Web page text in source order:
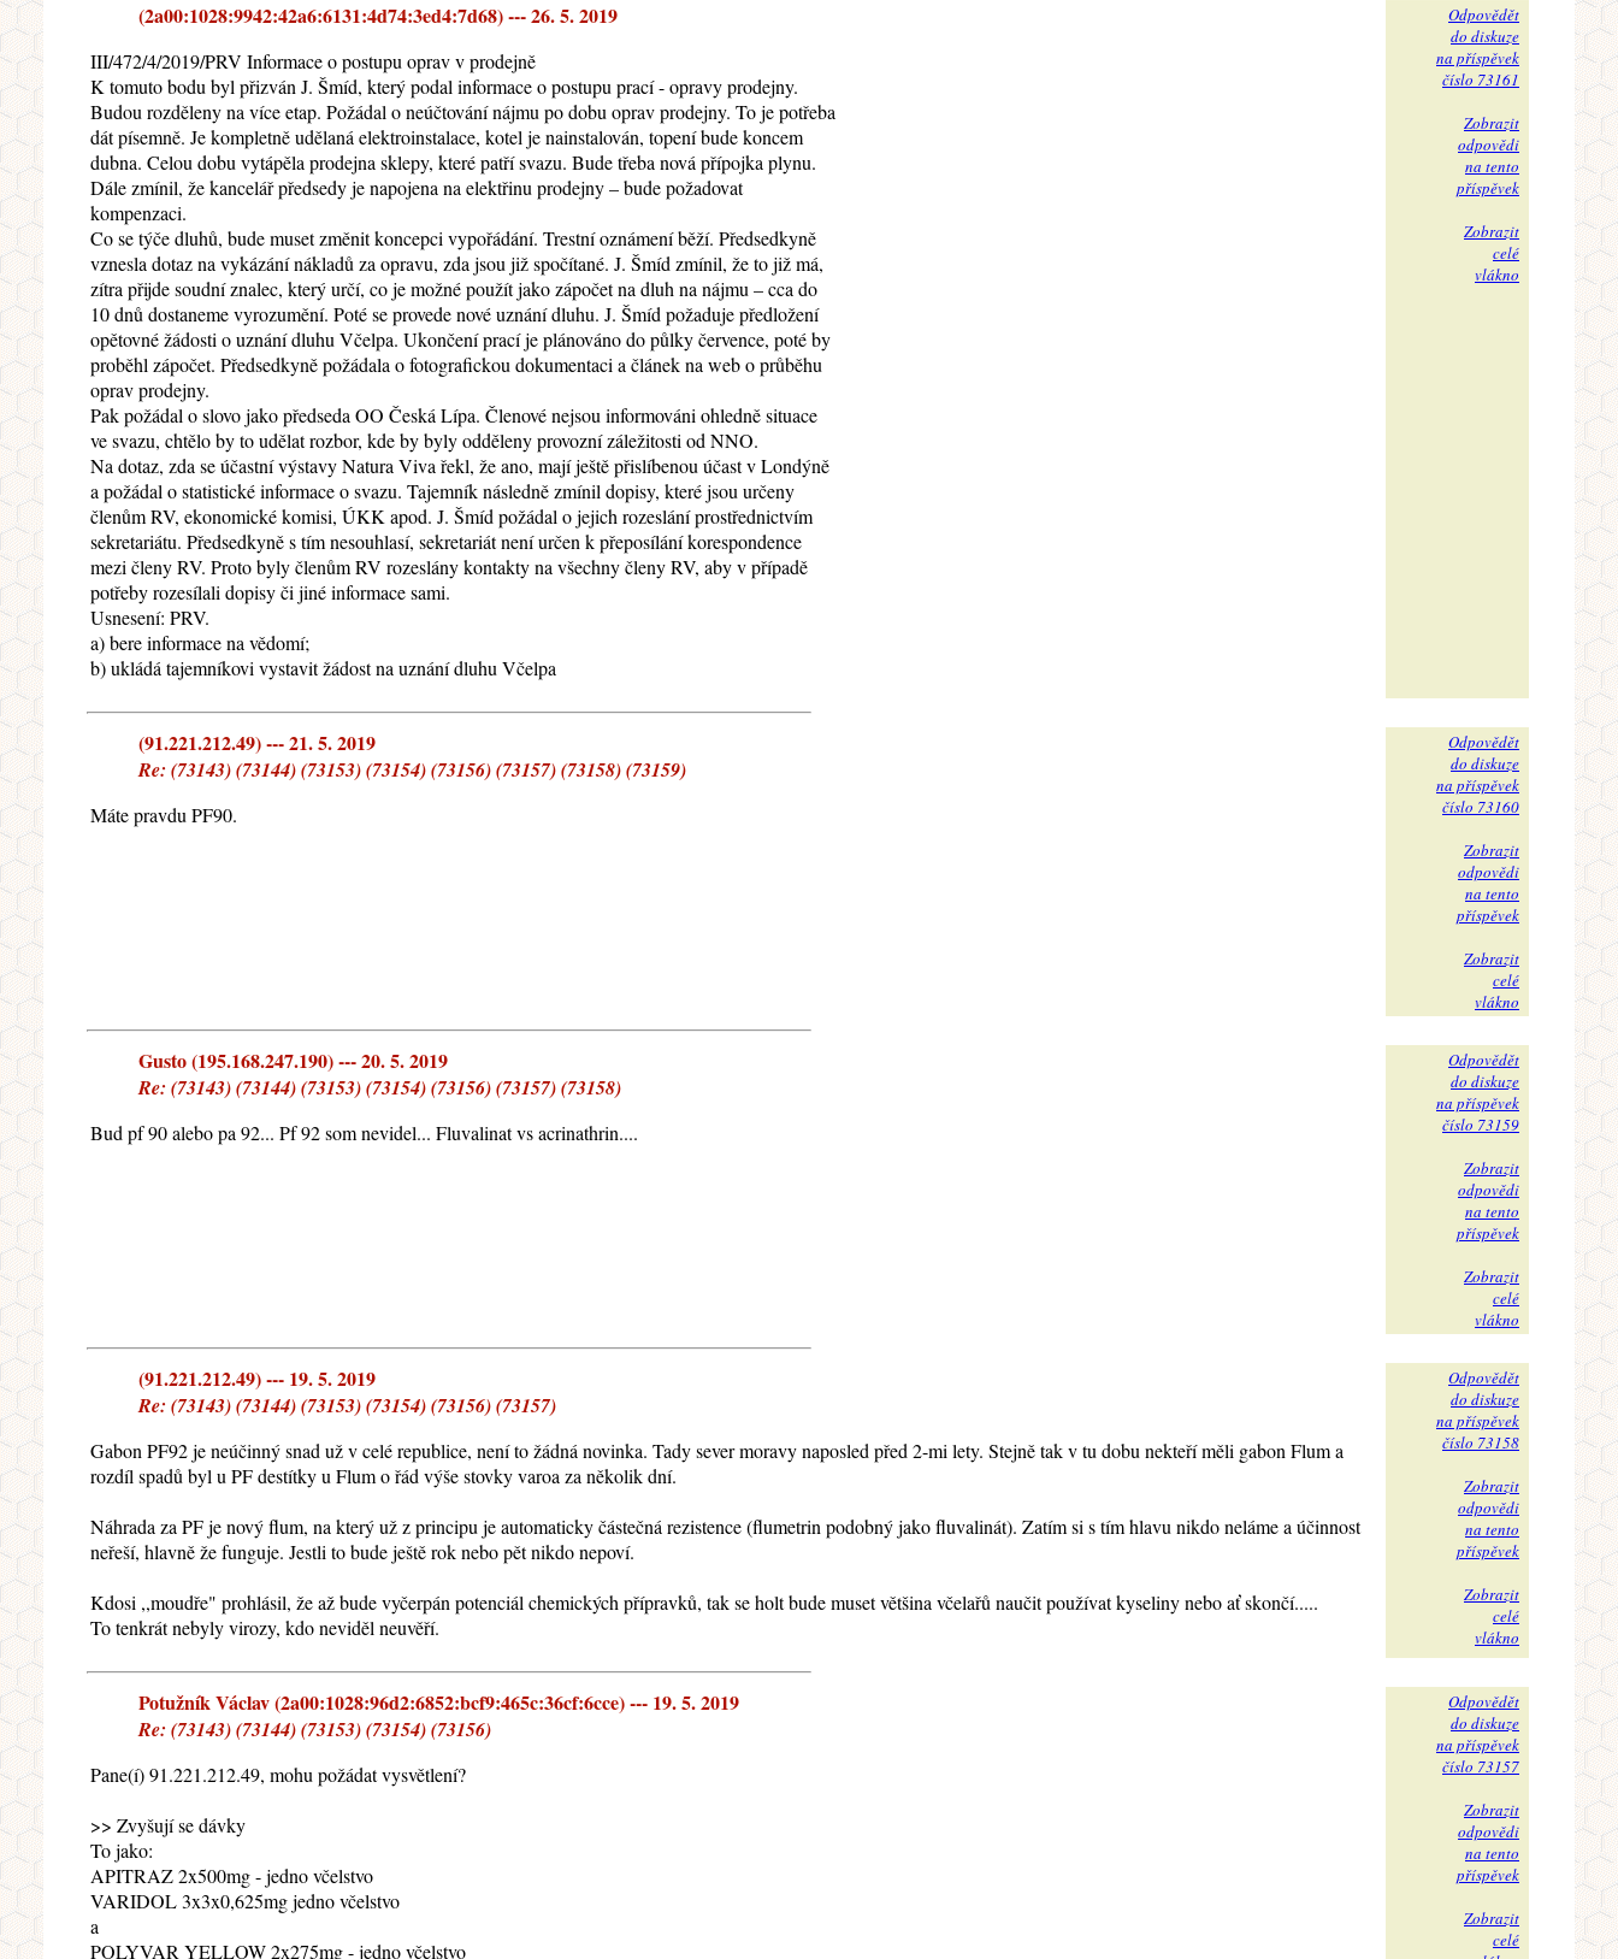
(2a00:1028:9942:42a6:6131:4d74:3ed4:7d68) --- 26. 5. 2019
III/472/4/2019/PRV Informace o postupu oprav v prodejně
K tomuto bodu byl přizván J. Šmíd, který podal informace o postupu prací - opravy prodejny.
Budou rozděleny na více etap. Požádal o neúčtování nájmu po dobu oprav prodejny. To je potřeba
dát písemně. Je kompletně udělaná elektroinstalace, kotel je nainstalován, topení bude koncem
dubna. Celou dobu vytápěla prodejna sklepy, které patří svazu. Bude třeba nová přípojka plynu.
Dále zmínil, že kancelář předsedy je napojena na elektřinu prodejny – bude požadovat
kompenzaci.
Co se týče dluhů, bude muset změnit koncepci vypořádání. Trestní oznámení běží. Předsedkyně
vznesla dotaz na vykázání nákladů za opravu, zda jsou již spočítané. J. Šmíd zmínil, že to již má,
zítra přijde soudní znalec, který určí, co je možné použít jako zápočet na dluh na nájmu – cca do
10 dnů dostaneme vyrozumění. Poté se provede nové uznání dluhu. J. Šmíd požaduje předložení
opětovné žádosti o uznání dluhu Včelpa. Ukončení prací je plánováno do půlky července, poté by
proběhl zápočet. Předsedkyně požádala o fotografickou dokumentaci a článek na web o průběhu
oprav prodejny.
Pak požádal o slovo jako předseda OO Česká Lípa. Členové nejsou informováni ohledně situace
ve svazu, chtělo by to udělat rozbor, kde by byly odděleny provozní záležitosti od NNO.
Na dotaz, zda se účastní výstavy Natura Viva řekl, že ano, mají ještě přislíbenou účast v Londýně
a požádal o statistické informace o svazu. Tajemník následně zmínil dopisy, které jsou určeny
členům RV, ekonomické komisi, ÚKK apod. J. Šmíd požádal o jejich rozeslání prostřednictvím
sekretariátu. Předsedkyně s tím nesouhlasí, sekretariát není určen k přeposílání korespondence
mezi členy RV. Proto byly členům RV rozeslány kontakty na všechny členy RV, aby v případě
potřeby rozesílali dopisy či jiné informace sami.
Usnesení: PRV.
a) bere informace na vědomí;
b) ukládá tajemníkovi vystavit žádost na uznání dluhu Včelpa
Odpovědět
do diskuze
na příspěvek
číslo 73161
Zobrazit
odpovědi
na tento
příspěvek
Zobrazit
celé
vlákno
(91.221.212.49) --- 21. 5. 2019
Re: (73143) (73144) (73153) (73154) (73156) (73157) (73158) (73159)
Máte pravdu PF90.
Odpovědět
do diskuze
na příspěvek
číslo 73160
Zobrazit
odpovědi
na tento
příspěvek
Zobrazit
celé
vlákno
Gusto (195.168.247.190) --- 20. 5. 2019
Re: (73143) (73144) (73153) (73154) (73156) (73157) (73158)
Bud pf 90 alebo pa 92... Pf 92 som nevidel... Fluvalinat vs acrinathrin....
Odpovědět
do diskuze
na příspěvek
číslo 73159
Zobrazit
odpovědi
na tento
příspěvek
Zobrazit
celé
vlákno
(91.221.212.49) --- 19. 5. 2019
Re: (73143) (73144) (73153) (73154) (73156) (73157)
Gabon PF92 je neúčinný snad už v celé republice, není to žádná novinka. Tady sever moravy naposled před 2-mi lety. Stejně tak v tu dobu nekteří měli gabon Flum a
rozdíl spadů byl u PF destítky u Flum o řád výše stovky varoa za několik dní.
Náhrada za PF je nový flum, na který už z principu je automaticky částečná rezistence (flumetrin podobný jako fluvalinát). Zatím si s tím hlavu nikdo neláme a účinnost
neřeší, hlavně že funguje. Jestli to bude ještě rok nebo pět nikdo nepoví.
Kdosi ,,moudře" prohlásil, že až bude vyčerpán potenciál chemických přípravků, tak se holt bude muset většina včelařů naučit používat kyseliny nebo ať skončí.....
To tenkrát nebyly virozy, kdo neviděl neuvěří.
Odpovědět
do diskuze
na příspěvek
číslo 73158
Zobrazit
odpovědi
na tento
příspěvek
Zobrazit
celé
vlákno
Potužník Václav (2a00:1028:96d2:6852:bcf9:465c:36cf:6cce) --- 19. 5. 2019
Re: (73143) (73144) (73153) (73154) (73156)
Pane(í) 91.221.212.49, mohu požádat vysvětlení?
>> Zvyšují se dávky
To jako:
APITRAZ 2x500mg - jedno včelstvo
VARIDOL 3x3x0,625mg jedno včelstvo
a
POLYVAR YELLOW 2x275mg - jedno včelstvo
Odpovědět
do diskuze
na příspěvek
číslo 73157
Zobrazit
odpovědi
na tento
příspěvek
Zobrazit
celé